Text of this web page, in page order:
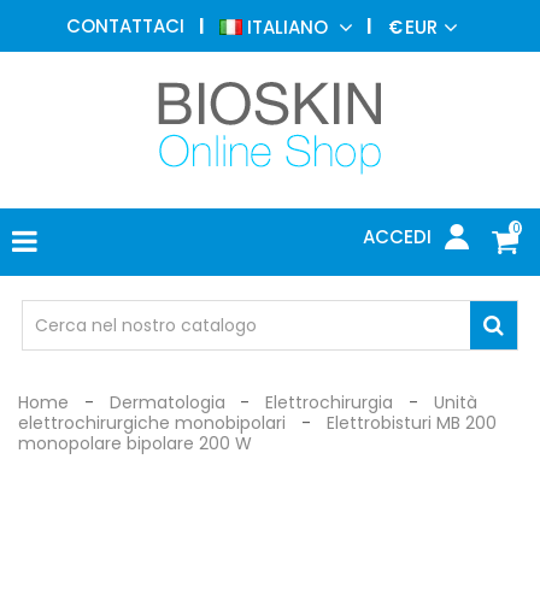
CONTATTACI ITALIANO €EUR
0
ACCEDI
MEDICINA
ESTETICA
DERMATOLOGIA
FOTOTERAPIA
ELETTROMEDICALI
MEDICO
OCCHIALI
DI
Home Dermatologia Elettrochirurgia
Unità
elettrochirurgiche monobipolari
Elettrobisturi MB 200
monopolare bipolare 200 W